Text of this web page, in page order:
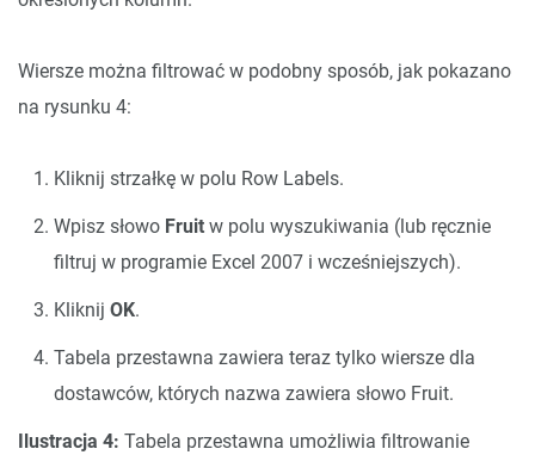
Wiersze można filtrować w podobny sposób, jak pokazano
na rysunku 4:
Kliknij strzałkę w polu Row Labels.
Wpisz słowo Fruit w polu wyszukiwania (lub ręcznie
filtruj w programie Excel 2007 i wcześniejszych).
Kliknij OK.
Tabela przestawna zawiera teraz tylko wiersze dla
dostawców, których nazwa zawiera słowo Fruit.
Ilustracja 4: Tabela przestawna umożliwia filtrowanie